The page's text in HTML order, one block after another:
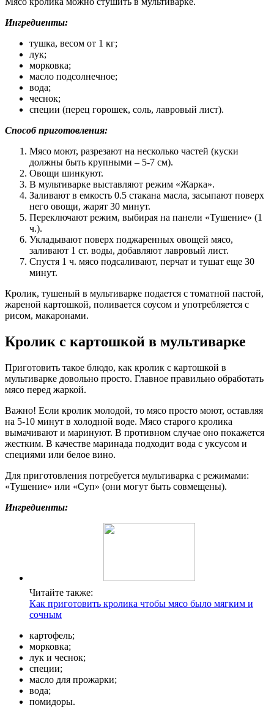
Ингредиенты:
тушка, весом от 1 кг;
лук;
морковка;
масло подсолнечное;
вода;
чеснок;
специи (перец горошек, соль, лавровый лист).
Способ приготовления:
Мясо моют, разрезают на несколько частей (куски
должны быть крупными – 5-7 см).
Овощи шинкуют.
В мультиварке выставляют режим «Жарка».
Заливают в емкость 0.5 стакана масла, засыпают поверх
него овощи, жарят 30 минут.
Переключают режим, выбирая на панели «Тушение» (1
ч.).
Укладывают поверх поджаренных овощей мясо,
заливают 1 ст. воды, добавляют лавровый лист.
Спустя 1 ч. мясо подсаливают, перчат и тушат еще 30
минут.
Кролик, тушеный в мультиварке подается с томатной пастой,
жареной картошкой, поливается соусом и употребляется с
рисом, макаронами.
Кролик с картошкой в мультиварке
Приготовить такое блюдо, как кролик с картошкой в
мультиварке довольно просто. Главное правильно обработать
мясо перед жаркой.
Важно! Если кролик молодой, то мясо просто моют, оставляя
на 5-10 минут в холодной воде. Мясо старого кролика
вымачивают и маринуют. В противном случае оно покажется
жестким. В качестве маринада подходит вода с уксусом и
специями или белое вино.
Для приготовления потребуется мультиварка с режимами:
«Тушение» или «Суп» (они могут быть совмещены).
Ингредиенты:
Читайте также:
Как приготовить кролика чтобы мясо было мягким и
сочным
картофель;
морковка;
лук и чеснок;
специи;
масло для прожарки;
вода;
помидоры.